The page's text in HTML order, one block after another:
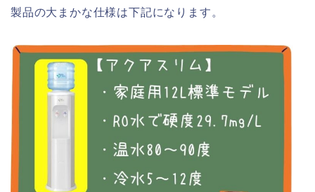
製品の大まかな仕様は下記になります。